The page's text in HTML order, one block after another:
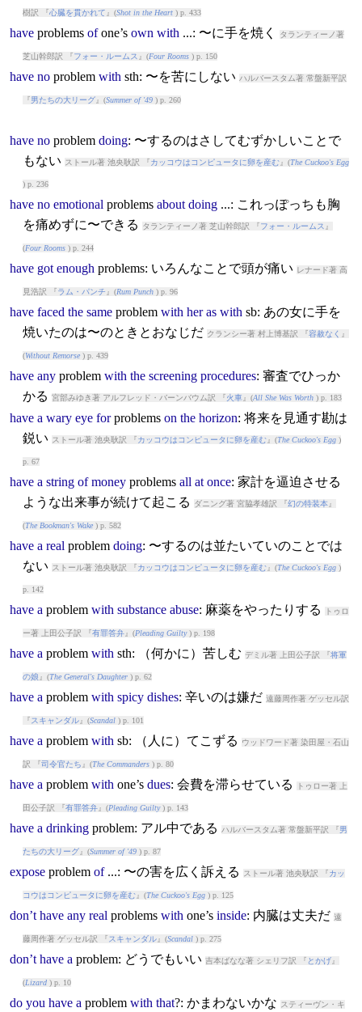
樹訳 『心臓を貫かれて 』(Shot in the Heart) p. 433
have problems ofone’s own with ...: 〜に手を焼く タランティーノ著
芝山幹郎訳 『フォー・ルームス 』(Four Rooms) p. 150
have no problem with sth: 〜を苦にしない ハルバースタム著 常盤新平訳
『男たちの大リーグ』(Summer of '49) p. 260
have no problem doing: 〜するのはさしてむずかしいことで
もない
ストール著 池央耿訳 『カッコウはコンピュータに卵を産む』(The Cuckoo's Egg
) p. 236
have no emotional problems about doing...: これっぽっちも胸
を痛めずに〜できる
タランティーノ著 芝山幹郎訳 『フォー・ルームス 』
(Four Rooms) p. 244
have got enough problems: いろんなことで頭が痛い レナード著 高
見浩訳 『ラム・パンチ 』(Rum Punch) p. 96
have faced the same problem with her as with sb: あの女に手を
焼いたのは〜のときとおなじだ クランシー著 村上博基訳 『容赦なく 』
(Without Remorse) p. 439
have any problem with the screening procedures: 審査でひっか
かる 宮部みゆき著 アルフレッド・バーンバウム訳 『火車 』(All She Was Worth) p. 183
have a wary eye for problems on the horizon: 将来を見通す勘は
鋭い
ストール著 池央耿訳 『カッコウはコンピュータに卵を産む』(The Cuckoo's Egg)
p. 67
have a string of money problems all at once: 家計を逼迫させる
ような出来事が続けて起こる
ダニング著 宮脇孝雄訳 『幻の特装本』
(The Bookman's Wake) p. 582
have a real problem doing: 〜するのは並たいていのことでは
ない
ストール著 池央耿訳 『カッコウはコンピュータに卵を産む』(The Cuckoo's Egg)
p. 142
have a problem with substance abuse: 麻薬をやったりする トゥロ
ー著 上田公子訳 『有罪答弁』(Pleading Guilty) p. 198
have a problem with sth: （何かに）苦しむ デミル著 上田公子訳 『将軍
の娘 』(The General's Daughter) p. 62
have a problem with spicy dishes: 辛いのは嫌だ 遠藤周作著 ゲッセル訳
『スキャンダル』(Scandal) p. 101
have a problem with sb: （人に）てこずる ウッドワード著 染田屋・石山
訳 『司令官たち 』(The Commanders) p. 80
have a problem with one’s dues: 会費を滞らせている トゥロー著 上
田公子訳 『有罪答弁』(Pleading Guilty) p. 143
have a drinking problem: アル中である ハルバースタム著 常盤新平訳 『男
たちの大リーグ』(Summer of '49) p. 87
expose problem of...: 〜の害を広く訴える ストール著 池央耿訳 『カッ
コウはコンピュータに卵を産む』(The Cuckoo's Egg) p. 125
don’t have any real problems with one’s inside: 内臓は丈夫だ 遠
藤周作著 ゲッセル訳 『スキャンダル』(Scandal) p. 275
don’t have a problem: どうでもいい 吉本ばなな著 シェリフ訳 『 とかげ』
(Lizard) p. 10
do you have a problem with that?: かまわないかな スティーヴン・キ